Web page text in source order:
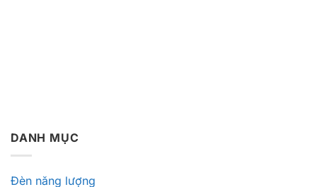
DANH MỤC
Đèn năng lượng